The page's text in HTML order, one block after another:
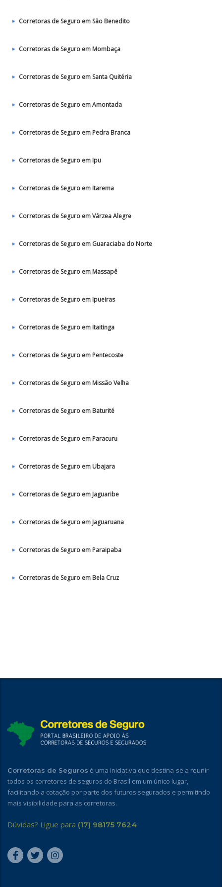
Corretoras de Seguro em São Benedito
Corretoras de Seguro em Mombaça
Corretoras de Seguro em Santa Quitéria
Corretoras de Seguro em Amontada
Corretoras de Seguro em Pedra Branca
Corretoras de Seguro em Ipu
Corretoras de Seguro em Itarema
Corretoras de Seguro em Várzea Alegre
Corretoras de Seguro em Guaraciaba do Norte
Corretoras de Seguro em Massapê
Corretoras de Seguro em Ipueiras
Corretoras de Seguro em Itaitinga
Corretoras de Seguro em Pentecoste
Corretoras de Seguro em Missão Velha
Corretoras de Seguro em Baturité
Corretoras de Seguro em Paracuru
Corretoras de Seguro em Ubajara
Corretoras de Seguro em Jaguaribe
Corretoras de Seguro em Jaguaruana
Corretoras de Seguro em Paraipaba
Corretoras de Seguro em Bela Cruz
Corretoras de Seguros é uma iniciativa que destina-se a reunir
todos os corretores de seguros do Brasil em um único lugar,
facilitando a cotação por parte dos futuros segurados e permitindo
mais visibilidade para as corretoras.
Dúvidas? Ligue para (17) 98175 7624